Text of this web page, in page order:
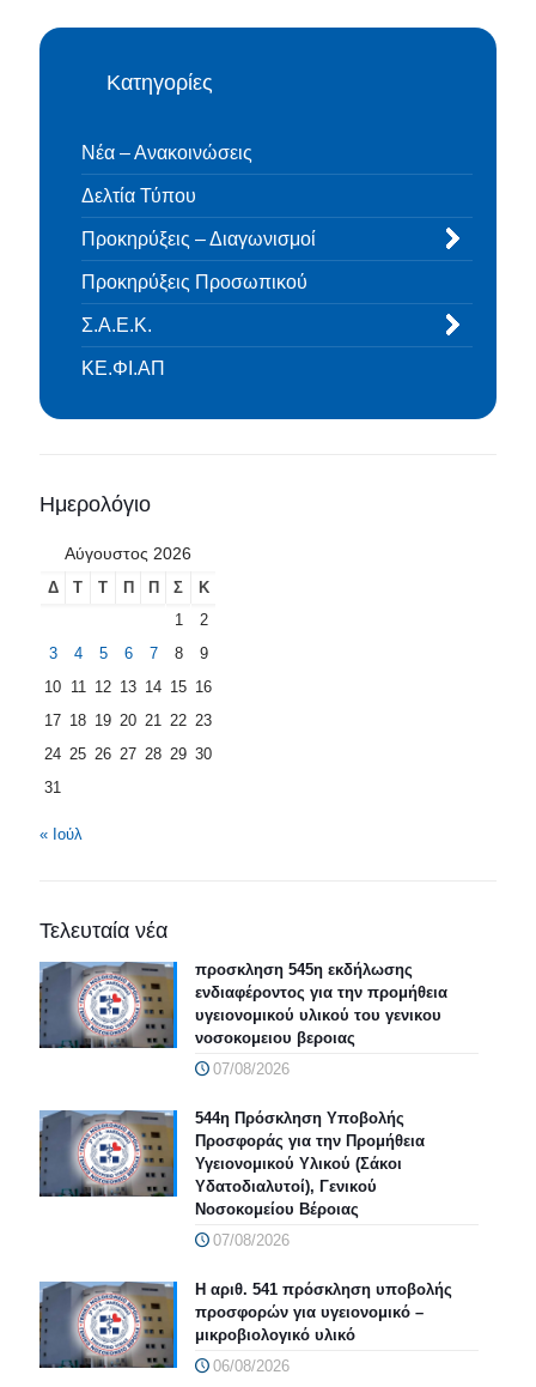
Κατηγορίες
Νέα – Ανακοινώσεις
Δελτία Τύπου
Προκηρύξεις – Διαγωνισμοί
Προκηρύξεις Προσωπικού
Σ.Α.Ε.Κ.
ΚΕ.ΦΙ.ΑΠ
Ημερολόγιο
Αύγουστος 2026
Δ Τ Τ Π Π Σ
Κ
1
2
3
4 5 6 7 8
9
10 11 12 13 14 15 16
17 18 19 20 21 22 23
24 25 26 27 28 29 30
31
« Ιούλ
Τελευταία νέα
προσκληση 545η εκδήλωσης
ενδιαφέροντος για την προμήθεια
υγειονομικού υλικού του γενικου
νοσοκομειου βεροιας
07/08/2026
544η Πρόσκληση Υποβολής
Προσφοράς για την Προμήθεια
Υγειονομικού Υλικού (Σάκοι
Υδατοδιαλυτοί), Γενικού
Νοσοκομείου Βέροιας
07/08/2026
Η αριθ. 541 πρόσκληση υποβολής
προσφορών για υγειονομικό –
μικροβιολογικό υλικό
06/08/2026